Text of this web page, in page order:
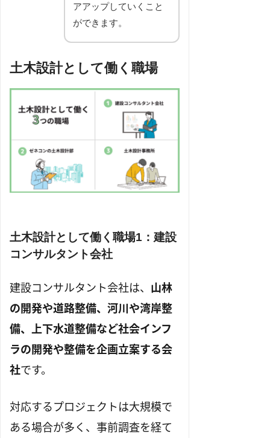
アアップしていくこと
ができます。
土木設計として働く職場
土木設計として働く職場1：建設
コンサルタント会社
建設コンサルタント会社は、 山林
の開発や道路整備、河川や湾岸整
備、上下水道整備など社会インフ
ラの開発や整備を企画立案する会
社です。
対応するプロジェクトは大規模で
ある場合が多く、事前調査を経て